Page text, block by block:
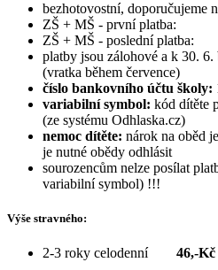
bezhotovostní, doporučujeme
ZŠ + MŠ - první
ZŠ + MŠ - poslední
platby jsou zálohové a k 30.
(vratka během července)
číslo bankovního účtu školy:
variabilní symbol: kód dítěte
(ze systému Odhlaska.cz)
nemoc dítěte: nárok na oběd
je nutné obědy odhlásit
sourozencům nelze posílat
variabilní symbol) !!!
Výše stravného:
2-3 roky celodenní 46,-Kč